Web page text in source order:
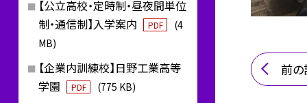
前
【公立高校・定時制・昼夜間単位
制・通信制】入学案内
PDF
(4
MB)
【企業内訓練校】日野工業高等
学園
PDF (775 KB)